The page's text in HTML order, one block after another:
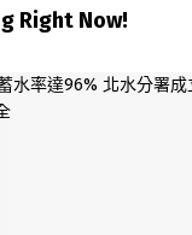
Right Now!